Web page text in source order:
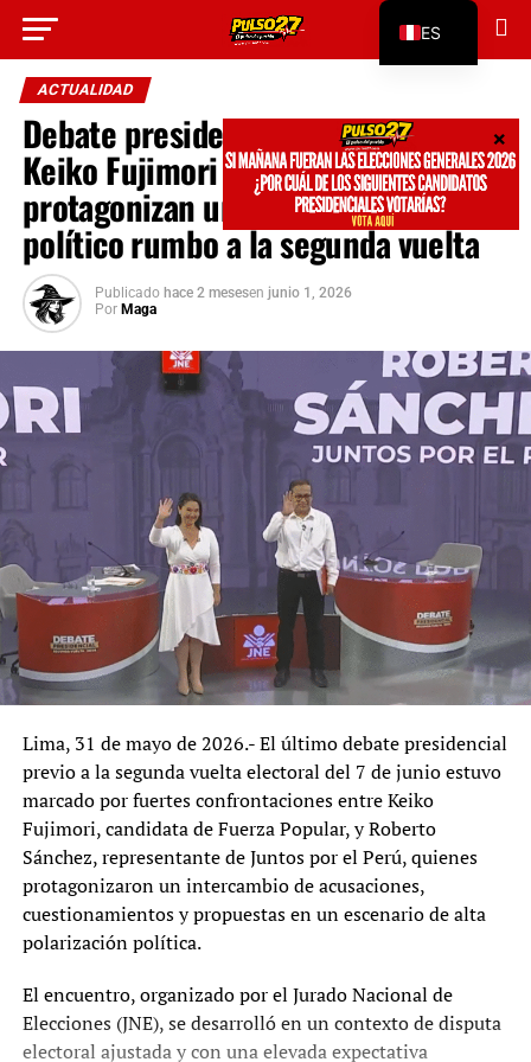
ACTUALIDAD
Debate presidencial Perú 2026:
Keiko Fujimori y Roberto Sánchez
protagonizan un intenso choque
político rumbo a la segunda vuelta
Publicado hace 2 mesesen junio 1, 2026
Por Maga
Lima, 31 de mayo de 2026.- El último debate presidencial
previo a la segunda vuelta electoral del 7 de junio estuvo
marcado por fuertes confrontaciones entre Keiko
Fujimori, candidata de Fuerza Popular, y Roberto
Sánchez, representante de Juntos por el Perú, quienes
protagonizaron un intercambio de acusaciones,
cuestionamientos y propuestas en un escenario de alta
polarización política.
El encuentro, organizado por el Jurado Nacional de
Elecciones (JNE), se desarrolló en un contexto de disputa
electoral ajustada y con una elevada expectativa
Go to mobile version
ES
EN